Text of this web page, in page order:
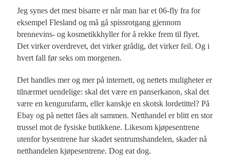
Jeg synes det mest bisarre er når man har et 06-fly fra for
eksempel Flesland og må gå spissrotgang gjennom
brennevins- og kosmetikkhyller for å rekke frem til flyet.
Det virker overdrevet, det virker grådig, det virker feil. Og i
hvert fall før seks om morgenen.
Det handles mer og mer på internett, og nettets muligheter er
tilnærmet uendelige: skal det være en panserkanon, skal det
være en kengurufarm, eller kanskje en skotsk lordetittel? På
Ebay og på nettet fåes alt sammen. Netthandel er blitt en stor
trussel mot de fysiske butikkene. Likesom kjøpesentrene
utenfor bysentrene har skadet sentrumshandelen, skader nå
netthandelen kjøpesentrene. Dog eat dog.